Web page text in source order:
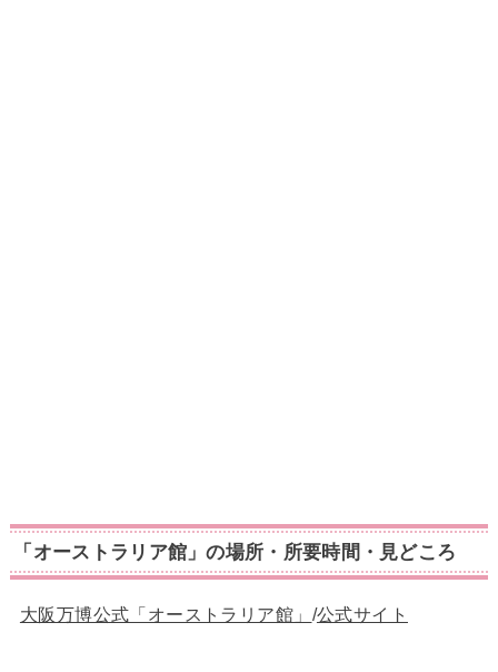
「オーストラリア館」の場所・所要時間・見どころ
大阪万博公式「オーストラリア館」 /公式サイト